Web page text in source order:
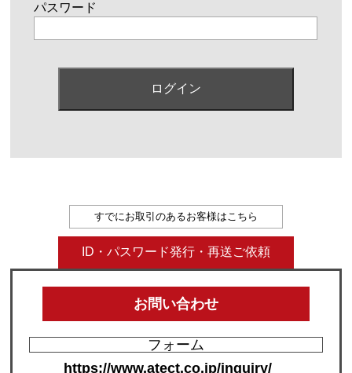
パスワード
すでにお取引のあるお客様はこちら
ID・パスワード発行・再送ご依頼
お問い合わせ
フォーム
https://www.atect.co.jp/inquiry/